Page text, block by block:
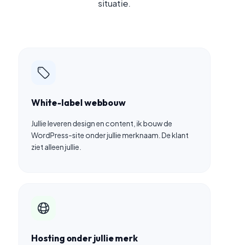
situatie.
White-label webbouw
Jullie leveren design en content, ik bouw de
WordPress-site onder jullie merknaam. De klant
ziet alleen jullie.
Hosting onder jullie merk